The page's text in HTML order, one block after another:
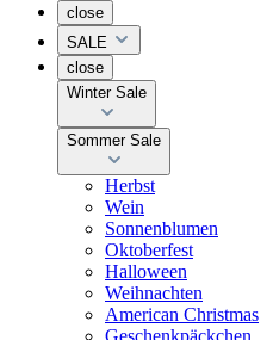
close
SALE
close
Winter Sale
Sommer Sale
Herbst
Wein
Sonnenblumen
Oktoberfest
Halloween
Weihnachten
American Christmas
Geschenkpäckchen